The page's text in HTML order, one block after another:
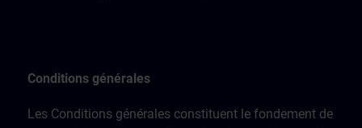
Conditions générales
Les Conditions générales constituent le fondement de